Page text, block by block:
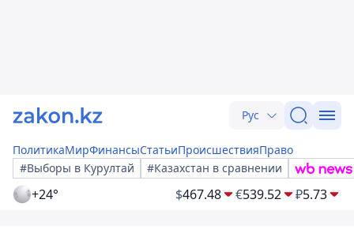
Рус
ПолитикаМирФинансыСтатьиПроисшествияПраво
#Выборы в Курултай
#Казахстан в сравнении
+24° $467.48 €539.52 ₽5.73